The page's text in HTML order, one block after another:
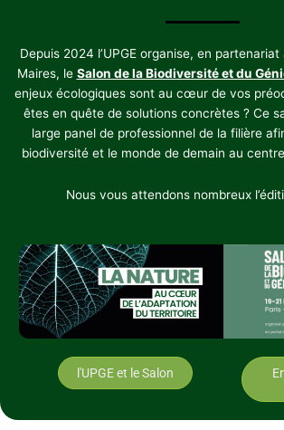
Depuis 2024 l’UPGE organise, en
Maires, le Salon de la Biodiversité et du
enjeux écologiques sont au cœur de vos
êtes en quête de solutions concrètes ? Ce
large panel de professionnel de la filière
biodiversité et le monde de demain au
Nous vous attendons nombreux
l'UPGE et le Salon